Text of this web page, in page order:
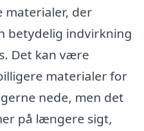
materialer, der
betydelig indvirkning
Det kan være
materialer for
nede, men det
på længere sigt,